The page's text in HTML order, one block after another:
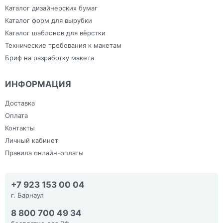
Каталог дизайнерских бумаг
Каталог форм для вырубки
Каталог шаблонов для вёрстки
Технические требования к макетам
Бриф на разработку макета
ИНФОРМАЦИЯ
Доставка
Оплата
Контакты
Личный кабинет
Правила онлайн-оплаты
+7 923 153 00 04
г. Барнаул
8 800 700 49 34